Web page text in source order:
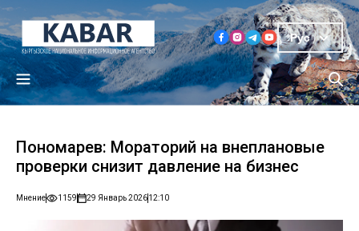
Рус
Пономарев: Мораторий на внеплановые
проверки снизит давление на бизнес
Мнение 1159 29 Январь 202612:10